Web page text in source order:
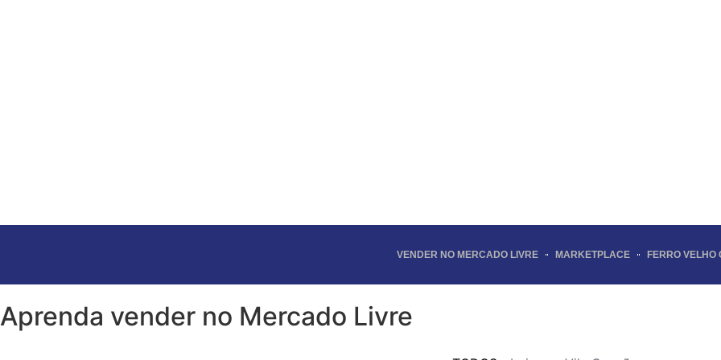
VENDER NO MERCADO LIVRE MARKETPLACE FERRO VELHO
Aprenda vender no Mercado Livre